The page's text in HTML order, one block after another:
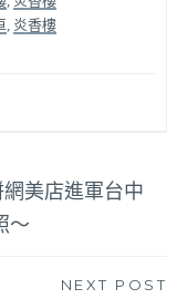
炎香樓
美店進軍台中
～
NEXT POST